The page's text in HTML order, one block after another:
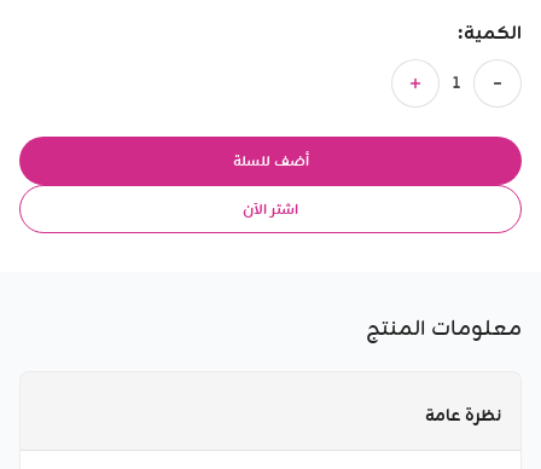
الكمية:
أضف للسلة
اشتر الآن
معلومات المنتج
نظرة عامة